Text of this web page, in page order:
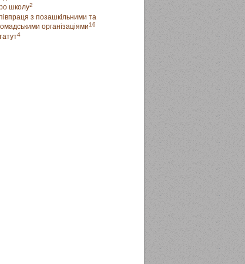
школу2
з позашкільними та
організаціями16
4